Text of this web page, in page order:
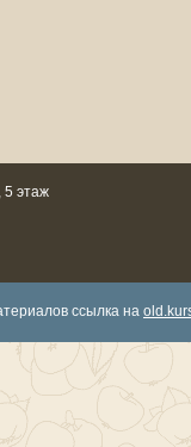
5 этаж
ссылка на